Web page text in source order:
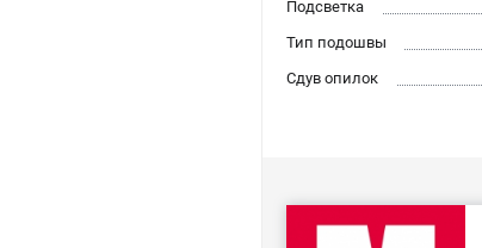
Подсветка
Тип подошвы
Сдув опилок